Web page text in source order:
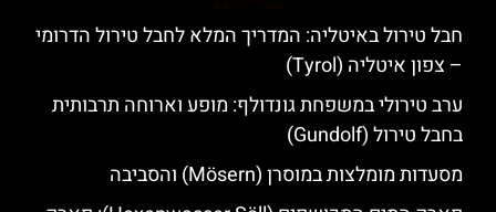
חבל טירול באיטליה: המדריך המלא לחבל טירול הדרומי
– צפון איטליה (Tyrol)
ערב טירולי במשפחת גונדולף: מופע וארוחה תרבותית
בחבל טירול (Gundolf)
מסעדות מומלצות במוסרן (Mösern) והסביבה